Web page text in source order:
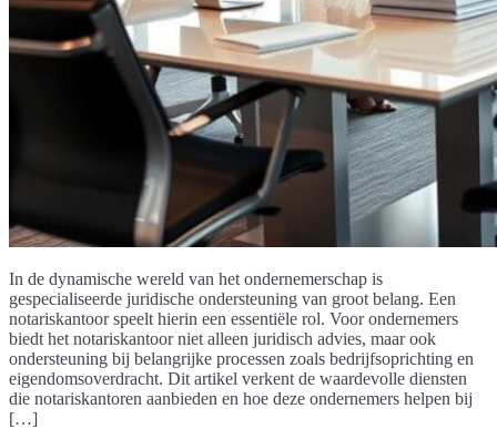
In de dynamische wereld van het ondernemerschap is
gespecialiseerde juridische ondersteuning van groot belang. Een
notariskantoor speelt hierin een essentiële rol. Voor ondernemers
biedt het notariskantoor niet alleen juridisch advies, maar ook
ondersteuning bij belangrijke processen zoals bedrijfsoprichting en
eigendomsoverdracht. Dit artikel verkent de waardevolle diensten
die notariskantoren aanbieden en hoe deze ondernemers helpen bij
[…]